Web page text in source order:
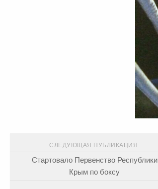
СЛЕДУЮЩАЯ ПУБЛИКАЦИЯ
Стартовало Первенство Республики
Крым по боксу